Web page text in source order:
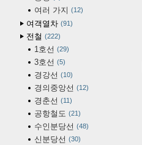
여러 가지 12
여객열차 91
전철 222
1호선 29
3호선 5
경강선 10
경의중앙선 12
경춘선 11
공항철도 21
수인분당선 48
신분당선 30